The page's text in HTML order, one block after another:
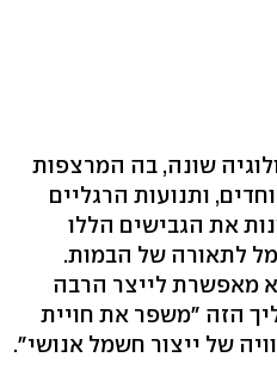
שונה, בה המרצפות
ותנועות הרגליים
את הגבישים הללו
לתאורה של הבמות.
מאפשרת לייצר הרבה
הזה "משפר את חויית
של ייצור חשמל אנושי".